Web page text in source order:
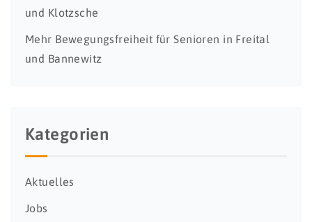
und Klotzsche
Mehr Bewegungsfreiheit für Senioren in Freital
und Bannewitz
Kategorien
Aktuelles
Jobs